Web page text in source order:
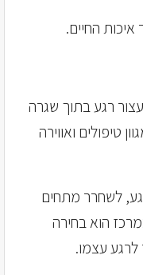
איכות החיים.
רגע בתוך שגרה
טיפולים ואווירה
לשחרר מתחים
הוא בחירה
עצמו.